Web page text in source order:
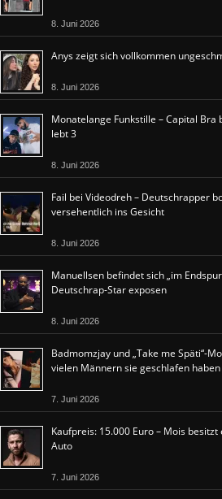
8. Juni 2026
Anys zeigt sich vollkommen
8. Juni 2026
Monatelange Funkstille – Capital
lebt 3
8. Juni 2026
Fail bei Videodreh – Deutschrapper
versehentlich ins Gesicht
8. Juni 2026
Manuellsen befindet sich „im
Deutschrap-Star exposen
8. Juni 2026
Badmomzjay und „Take me Späti“-
vielen Männern sie geschlafen haben
7. Juni 2026
Kaufpreis: 15.000 Euro – Mois
Auto
7. Juni 2026